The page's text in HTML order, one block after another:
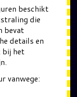
beschikt
die
bevat
details en
bij het
vanwege: